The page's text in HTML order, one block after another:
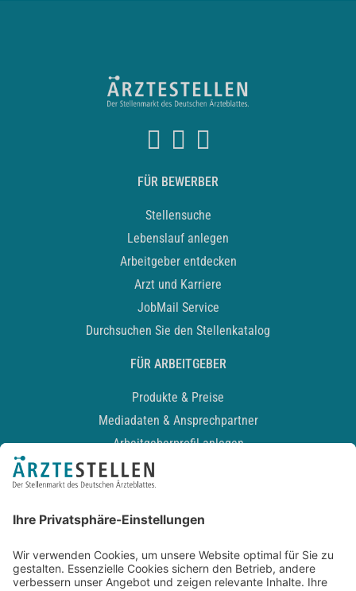
FÜR BEWERBER
Stellensuche
Lebenslauf anlegen
Arbeitgeber entdecken
Arzt und Karriere
JobMail Service
Durchsuchen Sie den Stellenkatalog
FÜR ARBEITGEBER
Produkte & Preise
Mediadaten & Ansprechpartner
Arbeitgeberprofil anlegen
Recruiting-Podcast
Kontakt
Datenschutz